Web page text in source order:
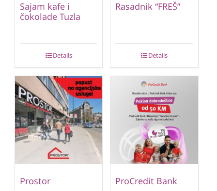
Sajam kafe i
čokolade Tuzla
Details
Rasadnik “FREŠ”
Details
Prostor ProCredit Bank